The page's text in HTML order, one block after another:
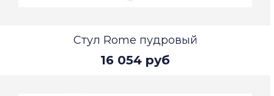
Стул Rome пудровый
16 054 руб